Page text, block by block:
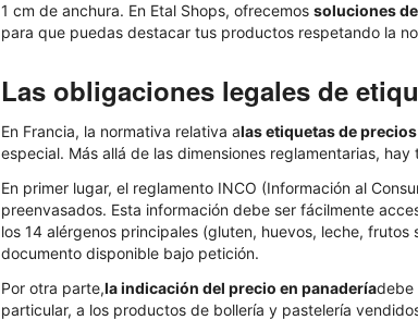
1 cm de anchura. En Etal Shops, ofrecemos soluciones
para que puedas destacar tus productos respetando la
Las obligaciones legales de
En Francia, la normativa relativa alas etiquetas de
especial. Más allá de las dimensiones reglamentarias,
En primer lugar, el reglamento INCO (Información al
preenvasados. Esta información debe ser fácilmente
los 14 alérgenos principales (gluten, huevos, leche,
documento disponible bajo petición.
Por otra parte,la indicación del precio en panaderíadebe
particular, a los productos de bollería y pastelería